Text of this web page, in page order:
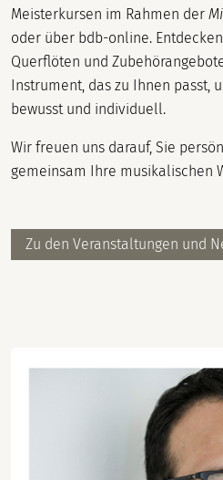
Meisterkursen im Rahmen der
oder über bdb-online.
Querflöten und
Instrument, das zu Ihnen passt,
bewusst und individuell.
Wir freuen uns darauf, Sie
gemeinsam Ihre musikalischen
Zu den Veranstaltungen und